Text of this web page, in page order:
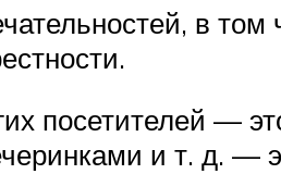
в
посетителей —
и т. д. —